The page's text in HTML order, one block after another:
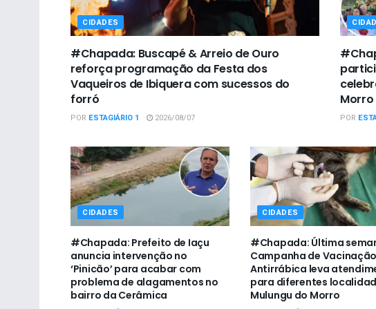
CIDADES
#Chapada: Buscapé & Arreio de Ouro
reforça programação da Festa dos
Vaqueiros de Ibiquera com sucessos do
forró
POR ESTAGIÁRIO 1 2026/08/07
Morro
POR
CIDADES
#Chapada: Prefeito de Iaçu
anuncia intervenção no
‘Pinicão’ para acabar com
problema de alagamentos no
bairro da Cerâmica
CIDADES
#Chapada: Última
Campanha de Vacinação
Antirrábica leva
para diferentes
Mulungu do Morro